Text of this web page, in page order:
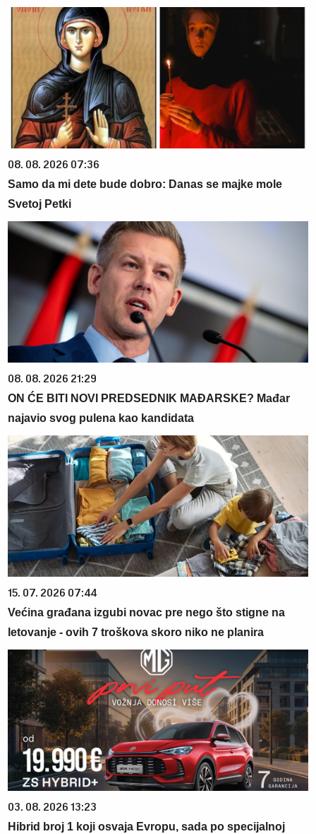
08. 08. 2026 07:36
Samo da mi dete bude dobro: Danas se majke mole
Svetoj Petki
08. 08. 2026 21:29
ON ĆE BITI NOVI PREDSEDNIK MAĐARSKE? Mađar
najavio svog pulena kao kandidata
15. 07. 2026 07:44
Većina građana izgubi novac pre nego što stigne na
letovanje - ovih 7 troškova skoro niko ne planira
03. 08. 2026 13:23
Hibrid broj 1 koji osvaja Evropu, sada po specijalnoj